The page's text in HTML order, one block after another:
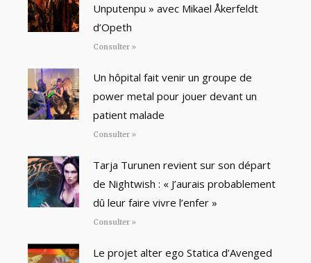
Unputenpu » avec Mikael Åkerfeldt
d’Opeth
Consulter »
Un hôpital fait venir un groupe de
power metal pour jouer devant un
patient malade
Consulter »
Tarja Turunen revient sur son départ
de Nightwish : « J’aurais probablement
dû leur faire vivre l’enfer »
Consulter »
Le projet alter ego Statica d’Avenged